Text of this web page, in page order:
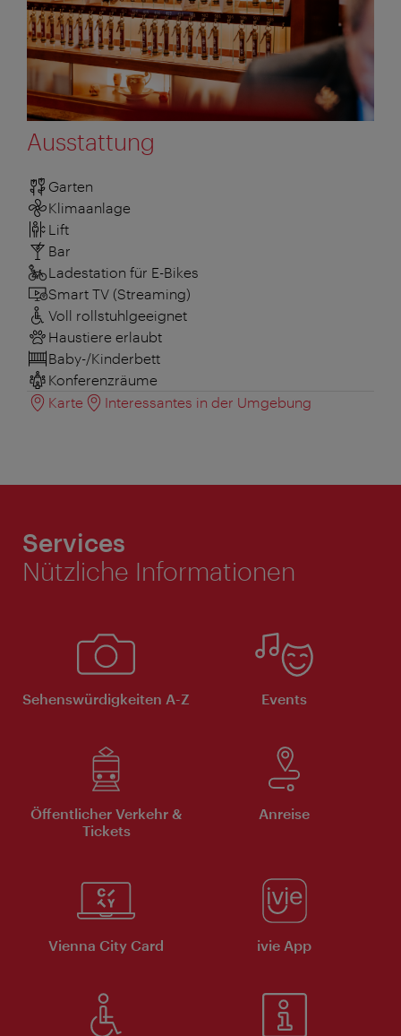
Ausstattung
Garten
Klimaanlage
Lift
Bar
Ladestation für E-Bikes
Smart TV (Streaming)
Voll rollstuhlgeeignet
Haustiere erlaubt
Baby-/Kinderbett
Konferenzräume
Karte
Interessantes in der Umgebung
Services
Nützliche Informationen
Sehenswürdigkeiten A-Z Events
Öffentlicher Verkehr &
Tickets
Anreise
Vienna City Card ivie App